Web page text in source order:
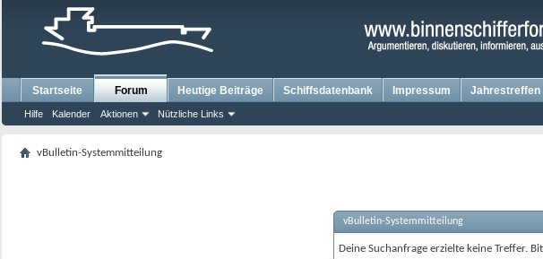
Startseite Forum
Hilfe Kalender Aktionen Nützliche Links
Heutige Beiträge Schiffsdatenbank Impressum Jahrestreffen
vBulletin-Systemmitteilung
vBulletin-Systemmitteilung
Deine Suchanfrage erzielte keine Treffer.